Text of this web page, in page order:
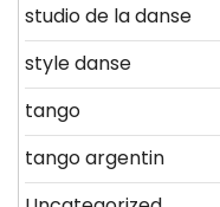
studio de la danse
style danse
tango
tango argentin